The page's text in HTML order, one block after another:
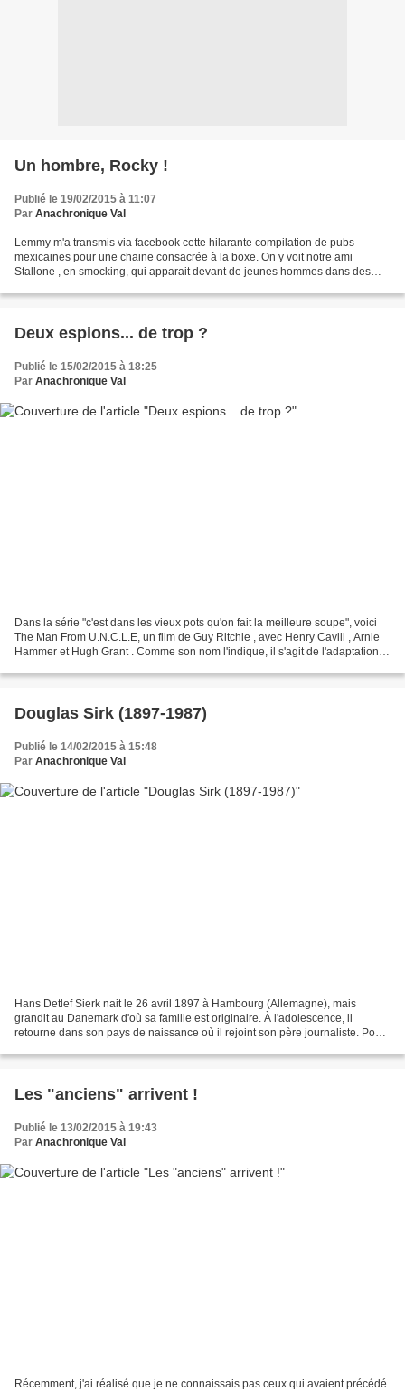
Un hombre, Rocky !
Publié le 19/02/2015 à 11:07
Par Anachronique Val
Lemmy m'a transmis via facebook cette hilarante compilation de pubs
mexicaines pour une chaine consacrée à la boxe. On y voit notre ami
Stallone , en smocking, qui apparait devant de jeunes hommes dans des
Deux espions... de trop ?
Publié le 15/02/2015 à 18:25
Par Anachronique Val
Dans la série "c'est dans les vieux pots qu'on fait la meilleure soupe", voici
The Man From U.N.C.L.E, un film de Guy Ritchie , avec Henry Cavill , Arnie
Hammer et Hugh Grant . Comme son nom l'indique, il s'agit de l'adaptation
Douglas Sirk (1897-1987)
Publié le 14/02/2015 à 15:48
Par Anachronique Val
Hans Detlef Sierk nait le 26 avril 1897 à Hambourg (Allemagne), mais
grandit au Danemark d'où sa famille est originaire. À l'adolescence, il
retourne dans son pays de naissance où il rejoint son père journaliste. Pour
Les "anciens" arrivent !
Publié le 13/02/2015 à 19:43
Par Anachronique Val
Récemment, j'ai réalisé que je ne connaissais pas ceux qui avaient précédé